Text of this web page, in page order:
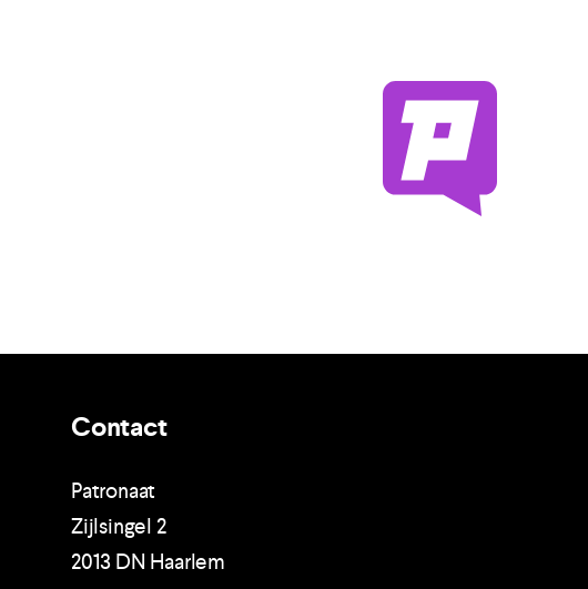
Contact
Patronaat
Zijlsingel 2
2013 DN Haarlem